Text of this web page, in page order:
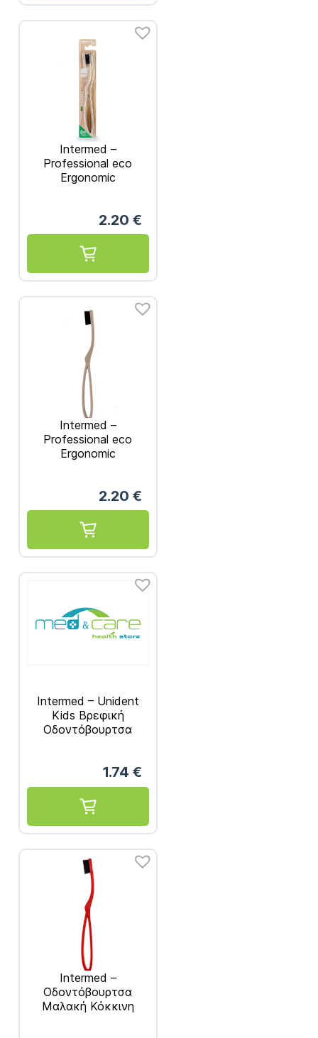
Intermed –
Professional eco
Ergonomic
2.20 €
Intermed –
Professional eco
Ergonomic
2.20 €
Intermed – Unident
Kids Βρεφική
Οδοντόβουρτσα
1.74 €
Intermed –
Οδοντόβουρτσα
Μαλακή Κόκκινη